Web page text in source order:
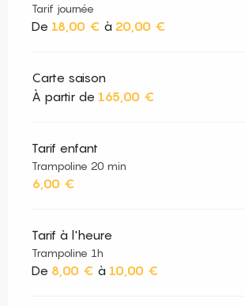
Tarif journée
De 18,00 € à 20,00 €
Carte saison
À partir de 165,00 €
Tarif enfant
Trampoline 20 min
6,00 €
Tarif à l'heure
Trampoline 1h
De 8,00 € à 10,00 €